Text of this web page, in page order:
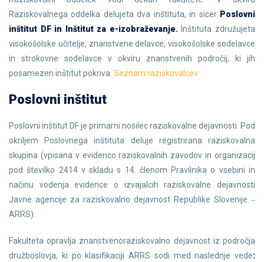
Raziskovalnega oddelka delujeta dva inštituta, in sicer Poslovni
inštitut DF in Inštitut za e-izobraževanje.Inštituta združujeta
visokošolske učitelje, znanstvene delavce, visokošolske sodelavce
in strokovne sodelavce v okviru znanstvenih področij, ki jih
posamezen inštitut pokriva. Seznam raziskovalcev
Poslovni inštitut
Poslovni inštitut DF je primarni nosilec raziskovalne dejavnosti. Pod
okriljem Poslovnega inštituta deluje registrirana raziskovalna
skupina (vpisana v evidenco raziskovalnih zavodov in organizacij
pod številko 2414 v skladu s 14. členom Pravilnika o vsebini in
načinu vodenja evidence o izvajalcih raziskovalne dejavnosti
Javne agencije za raziskovalno dejavnost Republike Slovenije ‒
ARRS).
Fakulteta opravlja znanstvenoraziskovalno dejavnost iz področja
družboslovja, ki po klasifikaciji ARRS sodi med naslednje vede: